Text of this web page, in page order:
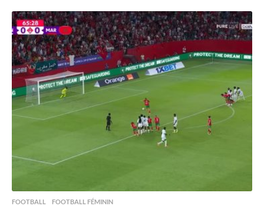
o
u
r
s
a
g
o
FOOTBALL ,FOOTBALL FÉMININ